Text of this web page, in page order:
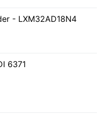
- LXM32AD18N4
6371